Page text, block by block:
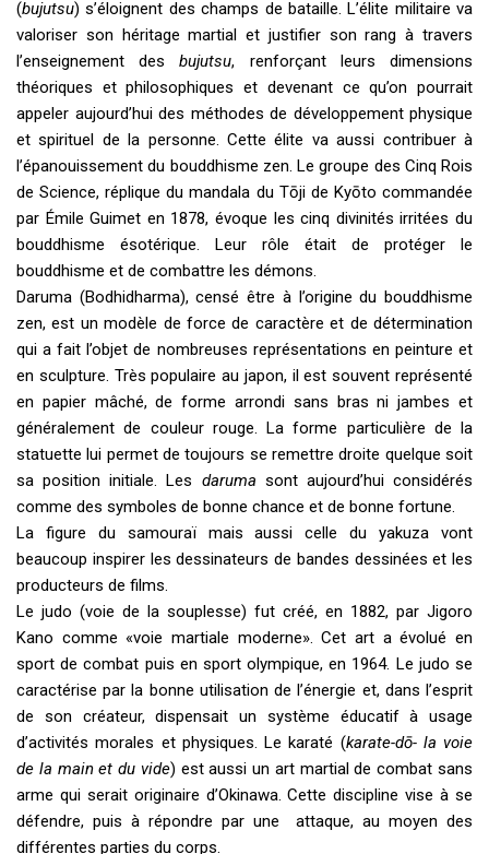
(bujutsu) s’éloignent des champs de bataille. L’élite militaire va
valoriser son héritage martial et justifier son rang à travers
l’enseignement desbujutsu, renforçant leurs dimensions
théoriques et philosophiques et devenant ce qu’on pourrait
appeler aujourd’hui des méthodes de développement physique
et spirituel de la personne. Cette élite va aussi contribuer à
l’épanouissement du bouddhisme zen. Le groupe des Cinq Rois
de Science, réplique du mandala du Tōji de Kyōto commandée
par Émile Guimet en 1878, évoque les cinq divinités irritées du
bouddhisme ésotérique. Leur rôle était de protéger le
bouddhisme et de combattre les démons.
Daruma (Bodhidharma), censé être à l’origine du bouddhisme
zen, est un modèle de force de caractère et de détermination
qui a fait l’objet de nombreuses représentations en peinture et
en sculpture. Très populaire au japon, il est souvent représenté
en papier mâché, de forme arrondi sans bras ni jambes et
généralement de couleur rouge. La forme particulière de la
statuette lui permet de toujours se remettre droite quelque soit
sa position initiale. Les daruma sont aujourd’hui considérés
comme des symboles de bonne chance et de bonne fortune.
La figure du samouraï mais aussi celle du yakuza vont
beaucoup inspirer les dessinateurs de bandes dessinées et les
producteurs de films.
Le judo (voie de la souplesse) fut créé, en 1882, par Jigoro
Kano comme «voie martiale moderne». Cet art a évolué en
sport de combat puis en sport olympique, en 1964. Le judo se
caractérise par la bonne utilisation de l’énergie et, dans l’esprit
de son créateur, dispensait un système éducatif à usage
d’activités morales et physiques. Le karaté (karate-dō- la voie
de la main et du vide) est aussi un art martial de combat sans
arme qui serait originaire d’Okinawa. Cette discipline vise à se
défendre, puis à répondre par une attaque, au moyen des
différentes parties du corps.